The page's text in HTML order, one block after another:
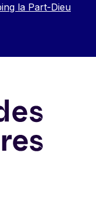
la Part-Dieu